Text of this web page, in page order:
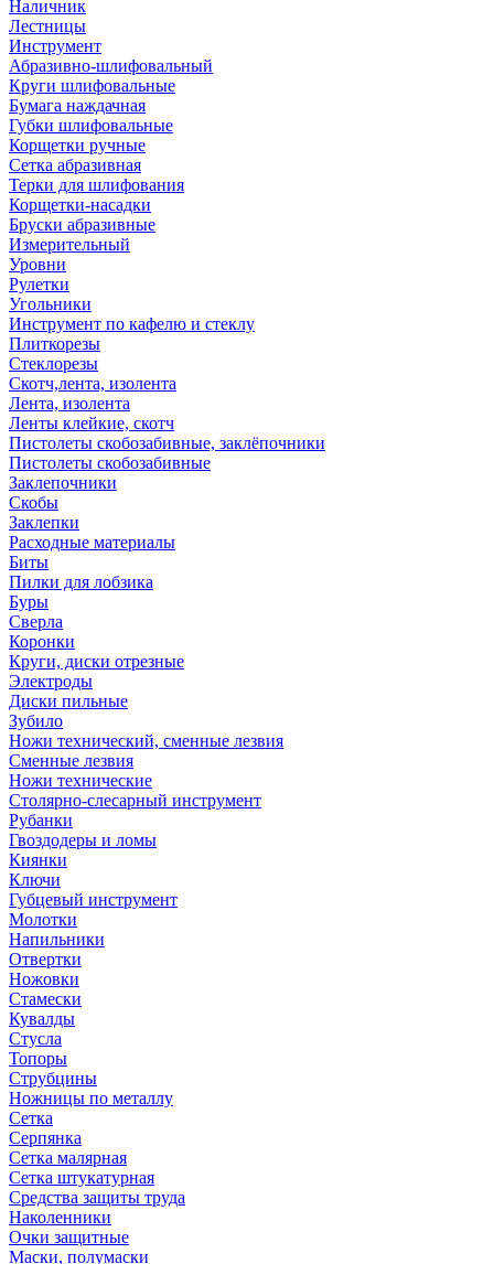
Наличник
Лестницы
Инструмент
Абразивно-шлифовальный
Круги шлифовальные
Бумага наждачная
Губки шлифовальные
Корщетки ручные
Сетка абразивная
Терки для шлифования
Корщетки-насадки
Бруски абразивные
Измерительный
Уровни
Рулетки
Угольники
Инструмент по кафелю и стеклу
Плиткорезы
Стеклорезы
Скотч,лента, изолента
Лента, изолента
Ленты клейкие, скотч
Пистолеты скобозабивные, заклёпочники
Пистолеты скобозабивные
Заклепочники
Скобы
Заклепки
Расходные материалы
Биты
Пилки для лобзика
Буры
Сверла
Коронки
Круги, диски отрезные
Электроды
Диски пильные
Зубило
Ножи технический, сменные лезвия
Сменные лезвия
Ножи технические
Столярно-слесарный инструмент
Рубанки
Гвоздодеры и ломы
Киянки
Ключи
Губцевый инструмент
Молотки
Напильники
Отвертки
Ножовки
Стамески
Кувалды
Стусла
Топоры
Струбцины
Ножницы по металлу
Сетка
Серпянка
Сетка малярная
Сетка штукатурная
Средства защиты труда
Наколенники
Очки защитные
Маски, полумаски